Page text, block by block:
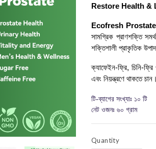
Restore Health &
Ecofresh
সামগ্রিক প্রাণশক্তি
শক্তিশালী প্রাকৃতিক
ক্যাফেইন-ফ্রি, চিনি-
এবং নিয়ন্ত্রণে থাকতে চান।
টি-ব্যাগের সংখ্যাঃ ১০ টি
নেট ওজনঃ ৬০ গ্রাম
Quantity